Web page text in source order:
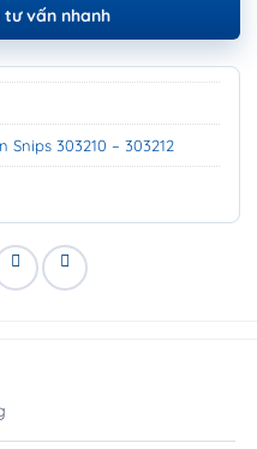
vấn nhanh
Snips 303210 – 303212